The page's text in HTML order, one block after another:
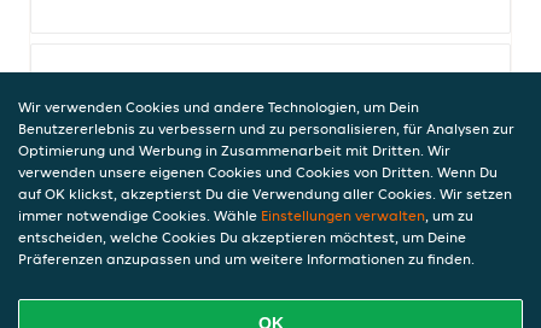
Coca-Cola steht für einzigartigen
Geschmack, Erfrischung und Momente
voller Lebensfreude. Die 0,33l Dose -
perfekt für die kleine Belohnung on the go.
4,20 €
Enthält Koffein. Für Kinder und schwangere Frauen
nicht geeignet. (10,0 mg/100 ml), inkl. Pfand (0,25 €),
Wir verwenden Cookies und andere Technologien, um Dein
Benutzererlebnis zu verbessern und zu personalisieren, für Analysen zur
Optimierung und Werbung in Zusammenarbeit mit Dritten. Wir
verwenden unsere eigenen Cookies und Cookies von Dritten. Wenn Du
auf OK klickst, akzeptierst Du die Verwendung aller Cookies. Wir setzen
immer notwendige Cookies. Wähle Einstellungen verwalten, um zu
entscheiden, welche Cookies Du akzeptieren möchtest, um Deine
Präferenzen anzupassen und um weitere Informationen zu finden.
OK